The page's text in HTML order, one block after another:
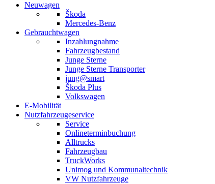
Neuwagen
Škoda
Mercedes-Benz
Gebrauchtwagen
Inzahlungnahme
Fahrzeugbestand
Junge Sterne
Junge Sterne Transporter
jung@smart
Škoda Plus
Volkswagen
E-Mobilität
Nutzfahrzeugeservice
Service
Onlineterminbuchung
Alltrucks
Fahrzeugbau
TruckWorks
Unimog und Kommunaltechnik
VW Nutzfahrzeuge